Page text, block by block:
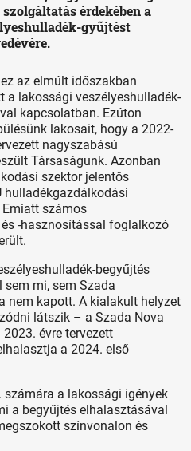
érdekében a
gyűjtést
az elmúlt időszakban
a lakossági veszélyeshulladék-
kapcsolatban. Ezúton
lakosait, hogy a 2022-
nagyszabású
Társaságunk. Azonban
szektor jelentős
hulladékgazdálkodási
Emiatt számos
-hasznosítással foglalkozó
begyűjtés
sem mi, sem Szada
nem kapott. A kialakult helyzet
látszik – a Szada Nova
évre tervezett
a 2024. első
a lakossági igények
a begyűjtés elhalasztásával
színvonalon és